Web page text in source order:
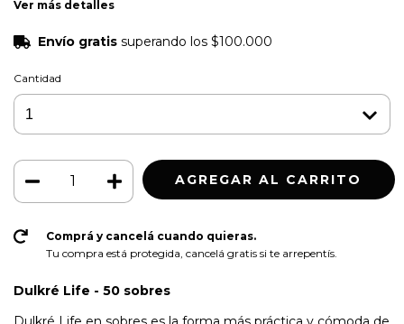
Ver más detalles
Envío gratis superando los $100.000
Cantidad
Comprá y cancelá cuando quieras.
Tu compra está protegida, cancelá gratis si te arrepentís.
Dulkré Life - 50 sobres